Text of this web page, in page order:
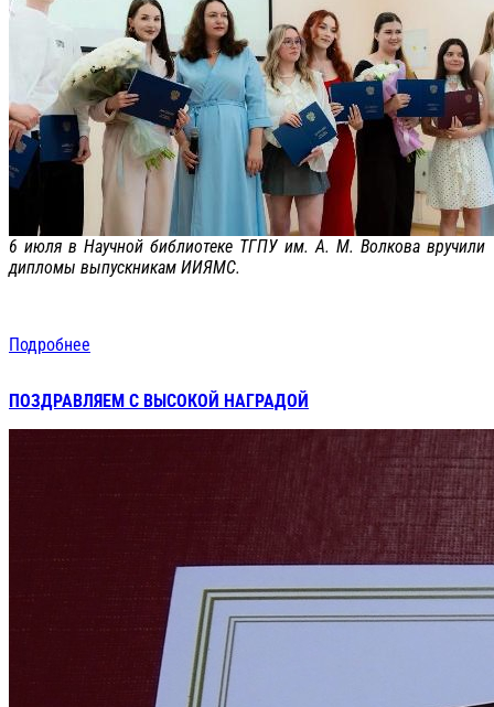
6 июля в Научной библиотеке ТГПУ им. А. М. Волкова вручили
дипломы выпускникам ИИЯМС.
Подробнее
ПОЗДРАВЛЯЕМ С ВЫСОКОЙ НАГРАДОЙ